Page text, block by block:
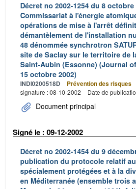
Décret no 2002-1254 du 8
Commissariat à l'énergie
opérations de mise à l'arrêt
démantèlement de l'installation
48 dénommée synchrotron
site de Saclay sur le territoire de
Saint-Aubin (Essonne) (Journal
15 octobre 2002)
INDI0200518D Prévention des risques
signature : 08-10-2002
Date de
Document principal
Signé le : 09-12-2002
Décret no 2002-1454 du 9
publication du protocole relatif
spécialement protégées et à la
en Méditerranée (ensemble trois